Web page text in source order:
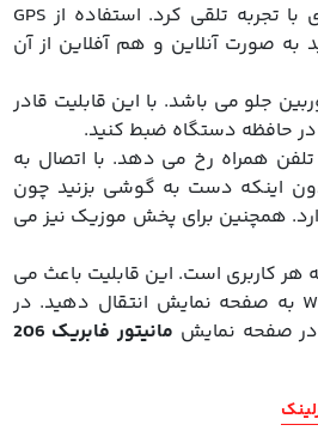
را می توان یکی از همسفرای با تجربه تلقی کرد. استفاده از GPS
صورت آنلاین و هم آفلاین از آن
جلو می باشد. با این قابلیت قادر
در حافظه دستگاه ضبط کنید.
تلفن همراه رخ می دهد. با اتصال به
اینکه دست به گوشی بزنید چون
همچنین برای پخش موزیک نیز می
هر کاربری است. این قابلیت باعث می
شود تصویر صفحه گوشی را بدون سیم و از طریق Wifi به صفحه نمایش انتقال دهید. در
صفحه نمایش مانیتور فابریک 206